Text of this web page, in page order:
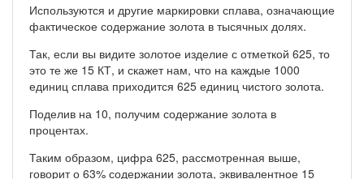
Используются и другие маркировки сплава, означающие
фактическое содержание золота в тысячных долях.
Так, если вы видите золотое изделие с отметкой 625, то
это те же 15 КТ, и скажет нам, что на каждые 1000
единиц сплава приходится 625 единиц чистого золота.
Поделив на 10, получим содержание золота в
процентах.
Таким образом, цифра 625, рассмотренная выше,
говорит о 63% содержании золота, эквивалентное 15